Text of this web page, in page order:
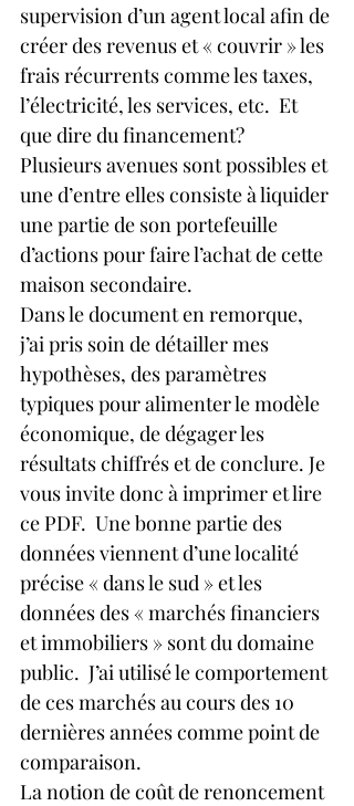
supervision d’un agent local afin de
créer des revenus et « couvrir » les
frais récurrents comme les taxes,
l’électricité, les services, etc.  Et
que dire du financement?
Plusieurs avenues sont possibles et
une d’entre elles consiste à liquider
une partie de son portefeuille
d’actions pour faire l’achat de cette
maison secondaire.
Dans le document en remorque,
j’ai pris soin de détailler mes
hypothèses, des paramètres
typiques pour alimenter le modèle
économique, de dégager les
résultats chiffrés et de conclure. Je
vous invite donc à imprimer et lire
ce PDF.  Une bonne partie des
données viennent d’une localité
précise « dans le sud » et les
données des « marchés financiers
et immobiliers » sont du domaine
public.  J’ai utilisé le comportement
de ces marchés au cours des 10
dernières années comme point de
comparaison.
La notion de coût de renoncement